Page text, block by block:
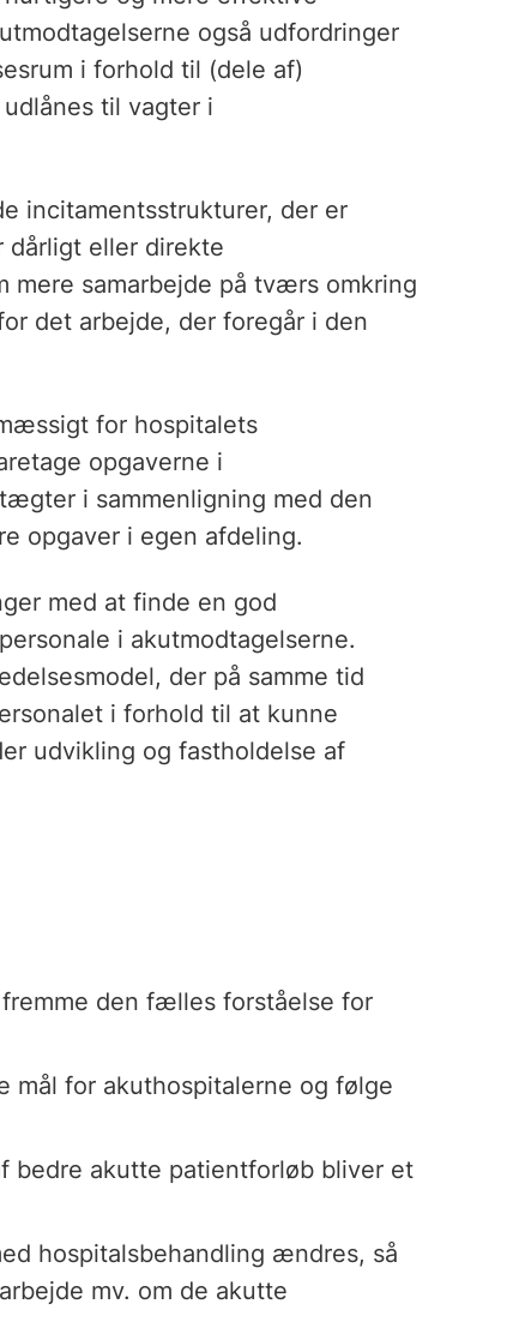
også udfordringer
i forhold til (dele af)
til vagter i
incitamentsstrukturer, der er
dårligt eller direkte
samarbejde på tværs omkring
det arbejde, der foregår i den
for hospitalets
opgaverne i
i sammenligning med den
opgaver i egen afdeling.
med at finde en god
i akutmodtagelserne.
der på samme tid
i forhold til at kunne
udvikling og fastholdelse af
den fælles forståelse for
mål for akuthospitalerne og følge
bedre akutte patientforløb bliver et
hospitalsbehandling ændres, så
mv. om de akutte